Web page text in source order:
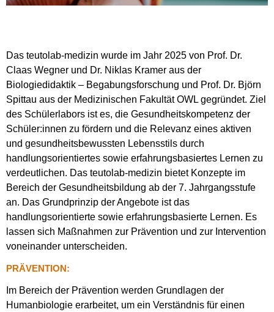
Das teutolab-medizin wurde im Jahr 2025 von Prof. Dr.
Claas Wegner und Dr. Niklas Kramer aus der
Biologiedidaktik – Begabungsforschung und Prof. Dr. Björn
Spittau aus der Medizinischen Fakultät OWL gegründet. Ziel
des Schülerlabors ist es, die Gesundheitskompetenz der
Schüler:innen zu fördern und die Relevanz eines aktiven
und gesundheitsbewussten Lebensstils durch
handlungsorientiertes sowie erfahrungsbasiertes Lernen zu
verdeutlichen. Das teutolab-medizin bietet Konzepte im
Bereich der Gesundheitsbildung ab der 7. Jahrgangsstufe
an. Das Grundprinzip der Angebote ist das
handlungsorientierte sowie erfahrungsbasierte Lernen. Es
lassen sich Maßnahmen zur Prävention und zur Intervention
voneinander unterscheiden.
PRÄVENTION:
Im Bereich der Prävention werden Grundlagen der
Humanbiologie erarbeitet, um ein Verständnis für einen